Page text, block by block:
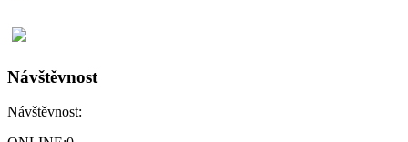
Návštěvnost
Návštěvnost: